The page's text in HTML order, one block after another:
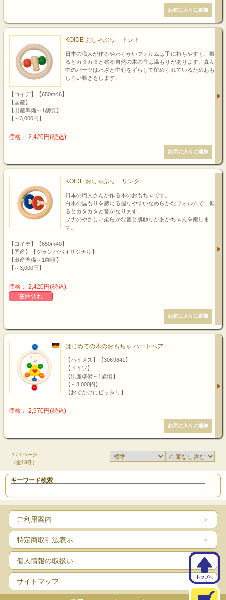
KOIDE おしゃぶり トレト
日本の職人が作るやわらかいフォルムは手に持ちやすく、振
るとカタカタと鳴る自然の木の音は温もりがあります。真ん
中のパーツはわざと中心をずらして留められているためおも
しろい動きをします。
【コイデ】【650m46】
【国産】
【出産準備～1歳頃】
【～3,000円】
価格： 2,420円(税込)
KOIDE おしゃぶり リング
日本の職人さんが作る木のおもちゃです。
白木の温もりを感じる握りやすいなめらかなフォルムで、振
るとカタカタと音がなります。
ブナのやさしい柔らかな音と肌触りがあかちゃんを癒しま
す。
【コイデ】【650m40】
【国産】【グランパパオリジナル】
【出産準備～1歳頃】
【～3,000円】
価格： 2,420円(税込)
在庫切れ
はじめての木のおもちゃ ハートベア
【ハイメス】【3069841】
【ドイツ】
【出産準備～1歳頃】
【～3,000円】
【おでかけにピッタリ】
価格： 2,970円(税込)
1 / 1ページ
（全18件）
キーワード検索
ご利用案内
特定商取引法表示
個人情報の取扱い
サイトマップ